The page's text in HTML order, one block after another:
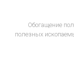
Обогащение
полезных